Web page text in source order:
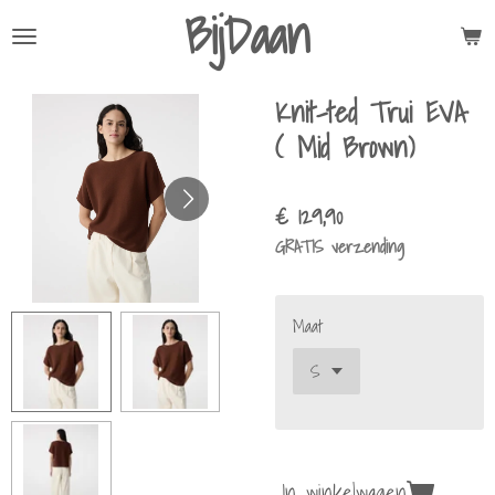
direct
hoofdinhoud
BijDaan
Knit-ted Trui EVA
( Mid Brown)
€ 129,90
GRATIS verzending
Maat